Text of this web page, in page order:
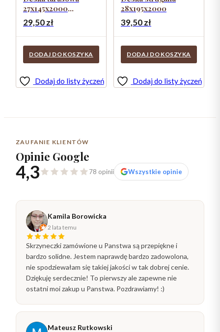
27x145x2000
strugana ryflowana
29,50zł
DODAJ DO KOSZYKA
Dodaj do listy życzeń
28x195x2000
39,50zł
DODAJ DO KOSZYKA
Dodaj do listy życzeń
ZAUFANIE KLIENTÓW
Opinie Google
4,3 78 opinii Wszystkie opinie
Kamila Borowicka
2 lata temu
Skrzyneczki zamówione u Panstwa są przepiękne i
bardzo solidne. Jestem naprawdę bardzo zadowolona,
nie spodziewałam się takiej jakości w tak dobrej cenie.
Dziękuję serdecznie! To pierwszy ale zapewne nie
ostatni moi zakup u Panstwa. Pozdrawiamy! :)
Mateusz Rutkowski